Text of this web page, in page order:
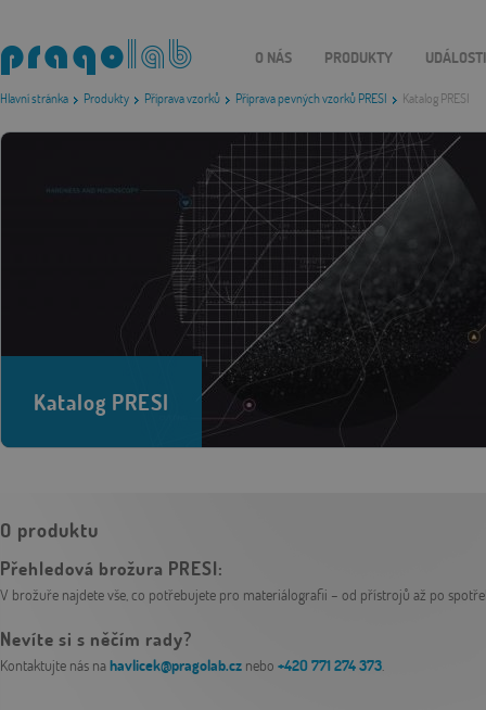
Hlavní stránka Produkty Příprava vzorků Příprava pevných vzorků PRESI Katalog PRESI
O NÁS PRODUKTY UDÁLOSTI
Katalog PRESI
O produktu
Přehledová brožura PRESI:
V brožuře najdete vše, co potřebujete pro materiálografii – od přístrojů až po
Nevíte si s něčím rady?
Kontaktujte nás nahavlicek@pragolab.cz nebo +420 771 274 373.